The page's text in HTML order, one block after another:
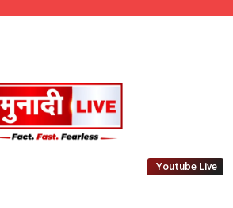
Munadi Live – Jharkhand's Leading Local
Youtube Live